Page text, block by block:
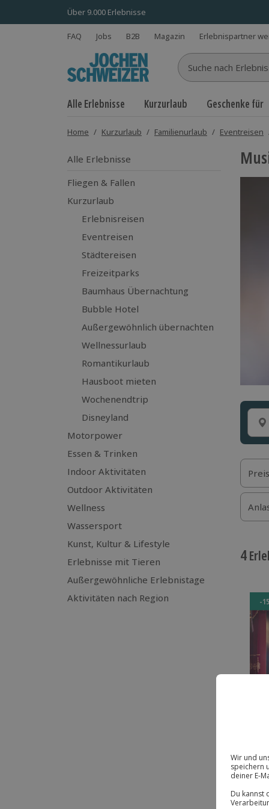
Über 9.000 Erlebnisse
FAQ Jobs B2B Magazin Erlebnispartner
Suche nach
Alle Erlebnisse Kurzurlaub Geschenke für
Home / Kurzurlaub / Familienurlaub / Eventreisen
Alle Erlebnisse
Fliegen & Fallen
Kurzurlaub
Erlebnisreisen
Eventreisen
Städtereisen
Freizeitparks
Baumhaus Übernachtung
Bubble Hotel
Außergewöhnlich übernachten
Wellnessurlaub
Romantikurlaub
Hausboot mieten
Wochenendtrip
Disneyland
Motorpower
Essen & Trinken
Indoor Aktivitäten
Outdoor Aktivitäten
Wellness
Wassersport
Kunst, Kultur & Lifestyle
Erlebnisse mit Tieren
Außergewöhnliche Erlebnistage
Aktivitäten nach Region
Preis
4
-